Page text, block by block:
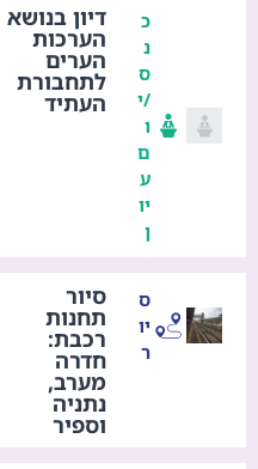
כ
נ
ס
/י
ו
ם
ע
יו
ן
דיון בנושא
הערכות
הערים
לתחבורת
העתיד
ס
יו
ר
סיור
תחנות
רכבת:
חדרה
מערב,
נתניה
וספיר